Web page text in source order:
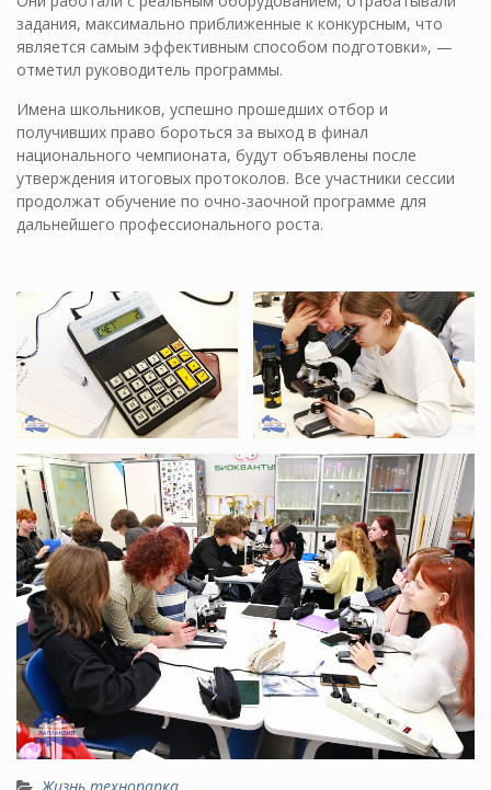
задания, максимально приближенные к конкурсным, что
является самым эффективным способом подготовки», —
отметил руководитель программы.
Имена школьников, успешно прошедших отбор и
получивших право бороться за выход в финал
национального чемпионата, будут объявлены после
утверждения итоговых протоколов. Все участники сессии
продолжат обучение по очно-заочной программе для
дальнейшего профессионального роста.
Жизнь технопарка